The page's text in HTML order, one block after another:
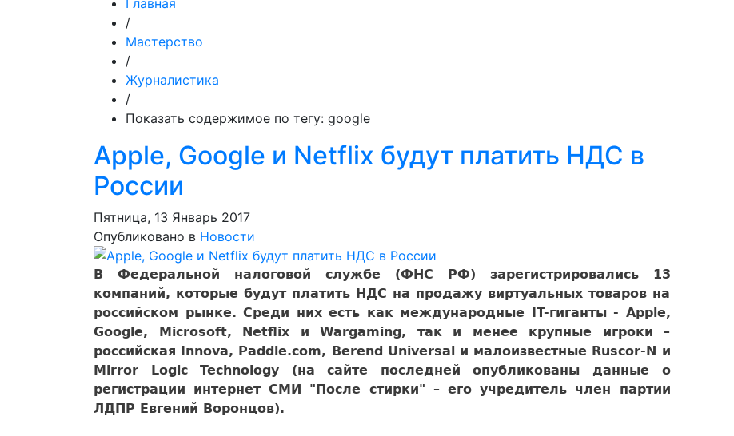
Главная
/
Мастерство
/
Журналистика
/
Показать содержимое по тегу: google
Apple, Google и Netflix будут платить НДС в
России
Пятница, 13 Январь 2017
Опубликовано в Новости
В Федеральной налоговой службе (ФНС РФ) зарегистрировались 13
компаний, которые будут платить НДС на продажу виртуальных товаров на
российском рынке. Среди них есть как международные IT-гиганты - Apple,
Google, Microsoft, Netflix и Wargaming, так и менее крупные игроки –
российская Innova, Paddle.com, Berend Universal и малоизвестные Ruscor-N и
Mirror Logic Technology (на сайте последней опубликованы данные о
регистрации интернет СМИ "После стирки" – его учредитель член партии
ЛДПР Евгений Воронцов).